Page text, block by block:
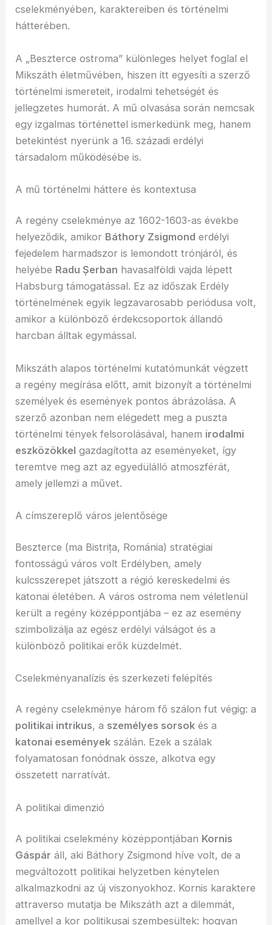
cselekményében, karaktereiben és történelmi
hátterében.
A „Beszterce ostroma” különleges helyet foglal el
Mikszáth életművében, hiszen itt egyesíti a szerző
történelmi ismereteit, irodalmi tehetségét és
jellegzetes humorát. A mű olvasása során nemcsak
egy izgalmas történettel ismerkedünk meg, hanem
betekintést nyerünk a 16. századi erdélyi
társadalom működésébe is.
A mű történelmi háttere és kontextusa
A regény cselekménye az 1602-1603-as évekbe
helyeződik, amikor Báthory Zsigmond erdélyi
fejedelem harmadszor is lemondott trónjáról, és
helyébe Radu Șerban havasalföldi vajda lépett
Habsburg támogatással. Ez az időszak Erdély
történelmének egyik legzavarosabb periódusa volt,
amikor a különböző érdekcsoportok állandó
harcban álltak egymással.
Mikszáth alapos történelmi kutatómunkát végzett
a regény megírása előtt, amit bizonyít a történelmi
személyek és események pontos ábrázolása. A
szerző azonban nem elégedett meg a puszta
történelmi tények felsorolásával, hanem irodalmi
eszközökkel gazdagította az eseményeket, így
teremtve meg azt az egyedülálló atmoszférát,
amely jellemzi a művet.
A címszereplő város jelentősége
Beszterce (ma Bistrița, Románia) stratégiai
fontosságú város volt Erdélyben, amely
kulcsszerepet játszott a régió kereskedelmi és
katonai életében. A város ostroma nem véletlenül
került a regény középpontjába – ez az esemény
szimbolizálja az egész erdélyi válságot és a
különböző politikai erők küzdelmét.
Cselekményanalízis és szerkezeti felépítés
A regény cselekménye három fő szálon fut végig: a
politikai intrikus, a személyes sorsok és a
katonai események szálán. Ezek a szálak
folyamatosan fonódnak össze, alkotva egy
összetett narratívát.
A politikai dimenzió
A politikai cselekmény középpontjában Kornis
Gáspár áll, aki Báthory Zsigmond híve volt, de a
megváltozott politikai helyzetben kénytelen
alkalmazkodni az új viszonyokhoz. Kornis karaktere
attraverso mutatja be Mikszáth azt a dilemmát,
amellyel a kor politikusai szembesültek: hogyan